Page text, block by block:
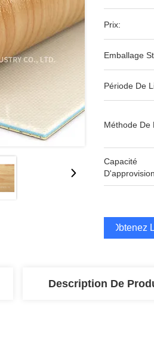
Prix:
Emballage
Période De
Méthode De
Capacité
Obtenez
Description De